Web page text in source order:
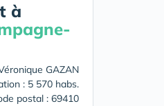
à
GAZAN
: 5 570 habs.
postal : 69410